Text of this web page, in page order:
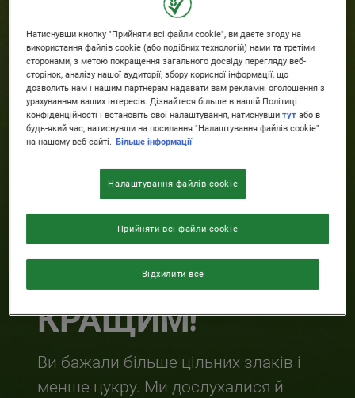
ПРАЦЮЄМО НАД
ТИМ, ЩОБ
ЗРОБИТИ ВАШ
СНІДАНОК
КРАЩИМ!
Ви бажали більше цільних злаків і
менше цукру. Ми дослухалися й
Натиснувши кнопку "Прийняти всі файли cookie", ви даєте згоду на
використання файлів cookie (або подібних технологій) нами та третіми
сторонами, з метою покращення загального досвіду перегляду веб-
сторінок, аналізу нашої аудиторії, збору корисної інформації, що
дозволить нам і нашим партнерам надавати вам рекламні оголошення з
урахуванням ваших інтересів. Дізнайтеся більше в нашій Політиці
конфіденційності і встановіть свої налаштування, натиснувшитут або в
будь-який час, натиснувши на посилання "Налаштування файлів cookie"
на нашому веб-сайті. Більше інформації
Налаштування файлів cookie
Відхилити все
Прийняти всі файли cookie